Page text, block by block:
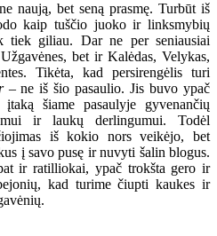
naują, bet seną prasmę. Turbūt iš
kaip tuščio juoko ir linksmybių
tiek giliau. Dar ne per seniausiai
bet ir Kalėdas, Velykas,
Tikėta, kad persirengėlis turi
– ne iš šio pasaulio. Jis buvo ypač
šiame pasaulyje gyvenančių
ir laukų derlingumui. Todėl
iš kokio nors veikėjo, bet
į savo pusę ir nuvyti šalin blogus.
ir ratilliokai, ypač trokšta gero ir
kad turime čiupti kaukes ir